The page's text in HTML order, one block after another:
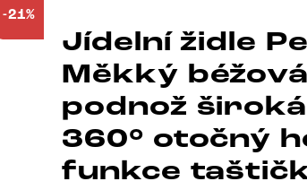
-21%
Jídelní židle
Měkký
podnož
360° otočný
funkce